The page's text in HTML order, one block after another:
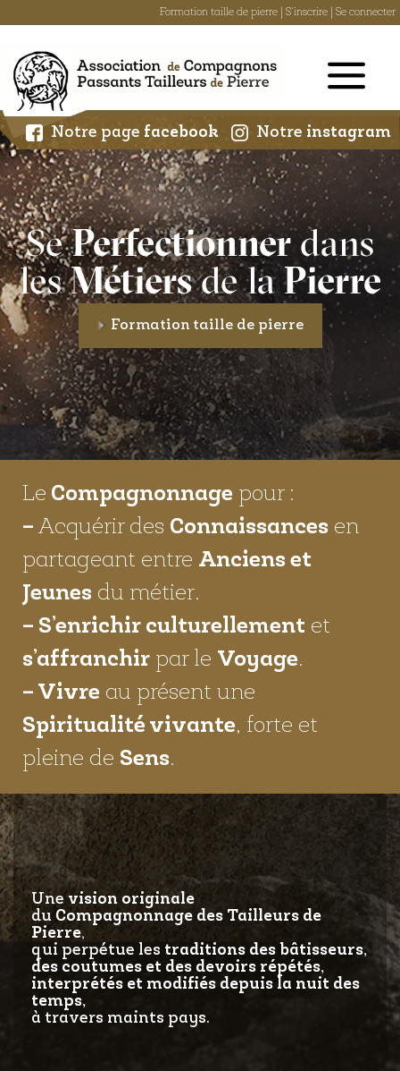
Formation taille de pierre S'inscrire Se connecter
content
Notre page facebook Notre instagram
SePerfectionner dans
lesMétiersde laPierre
Formation taille de pierre
Le Compagnonnage pour :
– Acquérir des Connaissances en
partageant entre Anciens et
Jeunes du métier.
– S’enrichir culturellement et
s’affranchir par le Voyage.
– Vivre au présent une
Spiritualité vivante, forte et
pleine de Sens.
Une vision originale
du Compagnonnage des Tailleurs de
Pierre,
qui perpétue les traditions des bâtisseurs,
des coutumes et des devoirs répétés,
interprétés et modifiés depuis la nuit des
temps,
à travers maints pays.